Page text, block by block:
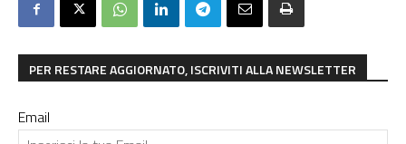
PER RESTARE AGGIORNATO, ISCRIVITI ALLA NEWSLETTER
Email